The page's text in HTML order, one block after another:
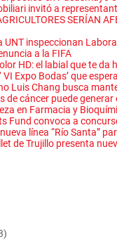
invitó a
SERÍAN
UNT inspeccionan
a la FIFA
HD: el labial que te da
VI Expo Bodas’ que
Luis Chang busca
de cáncer puede generar
en Farmacia y
Fund convoca a
línea “Río Santa”
de Trujillo presenta